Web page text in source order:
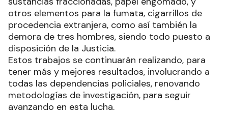
otros elementos para la fumata, cigarrillos de
procedencia extranjera, como así también la
demora de tres hombres, siendo todo puesto a
disposición de la Justicia.
Estos trabajos se continuarán realizando, para
tener más y mejores resultados, involucrando a
todas las dependencias policiales, renovando
metodologías de investigación, para seguir
avanzando en esta lucha.